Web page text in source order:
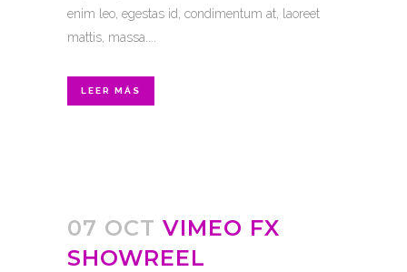
enim leo, egestas id, condimentum at, laoreet
mattis, massa....
LEER MÁS
07 OCT VIMEO FX
SHOWREEL